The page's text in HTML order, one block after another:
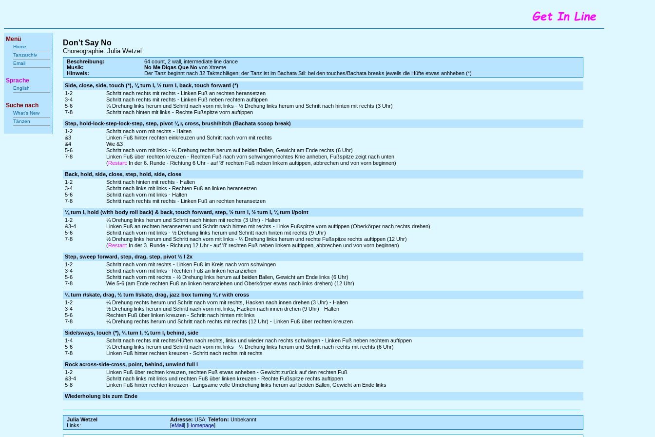
Menü
Home
Tanzarchiv
Email
Sprache
English
Suche nach
What's New
Tänzen
Don't Say No
Choreographie: Julia Wetzel
Beschreibung:
64 count, 2 wall, intermediate line dance
Musik:
No Me Digas Que No von Xtreme
Hinweis:
Der Tanz beginnt nach 32 Taktschlägen; der Tanz ist im Bachata Stil: bei den touches/Bachata breaks jeweils die Hüfte etwas anhheben (*)
Side, close, side, touch (*), ¼ turn l, ½ turn l, back, touch forward (*)
1-2
Schritt nach rechts mit rechts - Linken Fuß an rechten heransetzen
3-4
Schritt nach rechts mit rechts - Linken Fuß neben rechtem auftippen
5-6
¼ Drehung links herum und Schritt nach vorn mit links - ½ Drehung links herum und Schritt nach hinten mit rechts (3 Uhr)
7-8
Schritt nach hinten mit links - Rechte Fußspitze vorn auftippen
Step, hold-lock-step-lock-step, step, pivot ¼ r, cross, brush/hitch (Bachata scoop break)
1-2
Schritt nach vorn mit rechts - Halten
&3
Linken Fuß hinter rechten einkreuzen und Schritt nach vorn mit rechts
&4
Wie &3
5-6
Schritt nach vorn mit links - ¼ Drehung rechts herum auf beiden Ballen, Gewicht am Ende rechts (6 Uhr)
7-8
Linken Fuß über rechten kreuzen - Rechten Fuß nach vorn schwingen/rechtes Knie anheben, Fußspitze zeigt nach unten
(Restart: In der 6. Runde - Richtung 6 Uhr - auf '8' rechten Fuß neben linkem auftippen, abbrechen und von vorn beginnen)
Back, hold, side, close, step, hold, side, close
1-2
Schritt nach hinten mit rechts - Halten
3-4
Schritt nach links mit links - Rechten Fuß an linken heransetzen
5-6
Schritt nach vorn mit links - Halten
7-8
Schritt nach rechts mit rechts - Linken Fuß an rechten heransetzen
¼ turn l, hold (with body roll back) & back, touch forward, step, ½ turn l, ½ turn l, ¼ turn l/point
1-2
¼ Drehung links herum und Schritt nach hinten mit rechts (3 Uhr) - Halten
&3-4
Linken Fuß an rechten heransetzen und Schritt nach hinten mit rechts - Linke Fußspitze vorn auftippen (Oberkörper nach rechts drehen)
5-6
Schritt nach vorn mit links - ½ Drehung links herum und Schritt nach hinten mit rechts (9 Uhr)
7-8
½ Drehung links herum und Schritt nach vorn mit links - ¼ Drehung links herum und rechte Fußspitze rechts auftippen (12 Uhr)
(Restart: In der 3. Runde - Richtung 12 Uhr - auf '8' rechten Fuß neben linkem auftippen, abbrechen und von vorn beginnen)
Step, sweep forward, step, drag, step, pivot ½ l 2x
1-2
Schritt nach vorn mit rechts - Linken Fuß im Kreis nach vorn schwingen
3-4
Schritt nach vorn mit links - Rechten Fuß an linken heranziehen
5-6
Schritt nach vorn mit rechts - ½ Drehung links herum auf beiden Ballen, Gewicht am Ende links (6 Uhr)
7-8
Wie 5-6 (am Ende rechten Fuß an linken heranziehen und Oberkörper etwas nach links drehen) (12 Uhr)
¼ turn r/skate, drag, ½ turn l/skate, drag, jazz box turning ¼ r with cross
1-2
¼ Drehung rechts herum und Schritt nach vorn mit rechts, Hacken nach innen drehen (3 Uhr) - Halten
3-4
½ Drehung links herum und Schritt nach vorn mit links, Hacken nach innen drehen (9 Uhr) - Halten
5-6
Rechten Fuß über linken kreuzen - Schritt nach hinten mit links
7-8
¼ Drehung rechts herum und Schritt nach rechts mit rechts (12 Uhr) - Linken Fuß über rechten kreuzen
Side/sways, touch (*), ¼ turn l, ¼ turn l, behind, side
1-4
Schritt nach rechts mit rechts/Hüften nach rechts, links und wieder nach rechts schwingen - Linken Fuß neben rechtem auftippen
5-6
¼ Drehung links herum und Schritt nach vorn mit links - ¼ Drehung links herum und Schritt nach rechts mit rechts (6 Uhr)
7-8
Linken Fuß hinter rechten kreuzen - Schritt nach rechts mit rechts
Rock across-side-cross, point, behind, unwind full l
1-2
Linken Fuß über rechten kreuzen, rechten Fuß etwas anheben - Gewicht zurück auf den rechten Fuß
&3-4
Schritt nach links mit links und rechten Fuß über linken kreuzen - Rechte Fußspitze rechts auftippen
5-8
Linken Fuß hinter rechten kreuzen - Langsame volle Umdrehung links herum auf beiden Ballen, Gewicht am Ende links
Wiederholung bis zum Ende
Julia Wetzel Adresse: USA;Telefon: Unbekannt
Links:
[eMail] [Homepage]